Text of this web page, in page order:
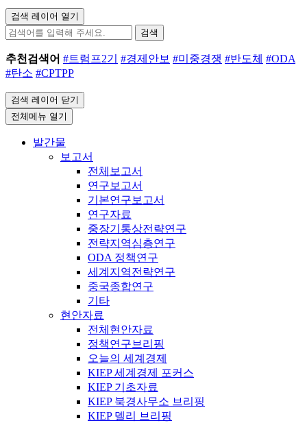
검색 레이어 열기
검색
추천검색어 #트럼프2기 #경제안보 #미중경쟁 #반도체 #ODA
#탄소 #CPTPP
검색 레이어 닫기
전체메뉴 열기
발간물
보고서
전체보고서
연구보고서
기본연구보고서
연구자료
중장기통상전략연구
전략지역심층연구
ODA 정책연구
세계지역전략연구
중국종합연구
기타
현안자료
전체현안자료
정책연구브리핑
오늘의 세계경제
KIEP 세계경제 포커스
KIEP 기초자료
KIEP 북경사무소 브리핑
KIEP 델리 브리핑